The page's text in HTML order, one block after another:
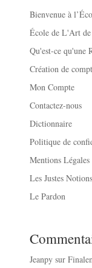
Bienvenue à
École de L'Art
Qu'est-ce qu'une
Création de
Mon Compte
Contactez-nous
Dictionnaire
Politique de
Mentions Légales
Les Justes Notions
Le Pardon
Jeanpy sur